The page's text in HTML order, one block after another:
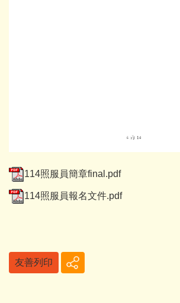
114照服員簡章final.pdf
114照服員報名文件.pdf
友善列印